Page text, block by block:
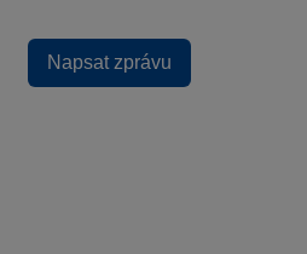
Napsat zprávu